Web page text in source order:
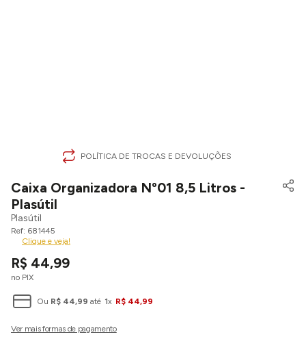
POLÍTICA DE TROCAS E DEVOLUÇÕES
Caixa Organizadora Nº01 8,5 Litros -
Plasútil
Plasútil
681445
Clique e veja!
R$ 44,99
no PIX
Ou R$ 44,99 até 1x R$ 44,99